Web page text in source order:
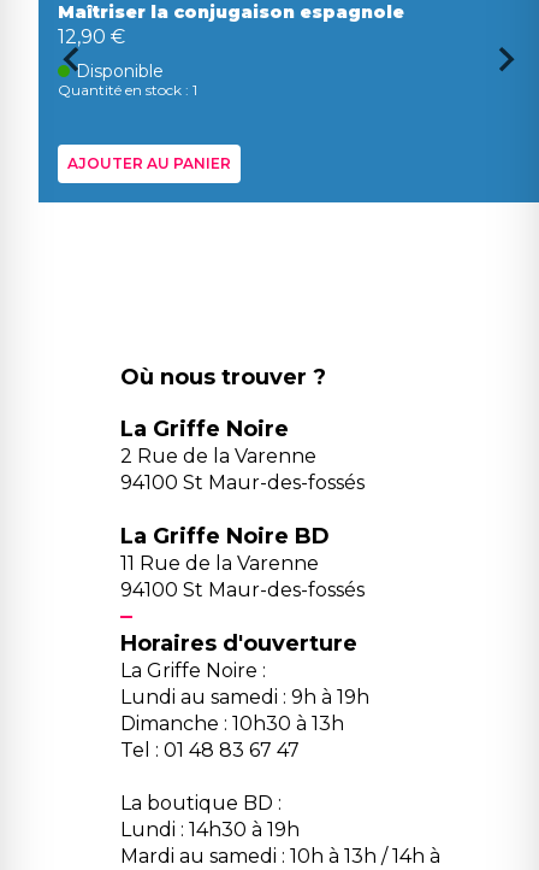
Maîtriser la conjugaison espagnole
12,90 €
Disponible
Quantité en stock : 1
AJOUTER AU PANIER
Où nous trouver ?
La Griffe Noire
2 Rue de la Varenne
94100 St Maur-des-fossés
La Griffe Noire BD
11 Rue de la Varenne
94100 St Maur-des-fossés
Horaires d'ouverture
La Griffe Noire :
Lundi au samedi : 9h à 19h
Dimanche : 10h30 à 13h
Tel : 01 48 83 67 47
La boutique BD :
Lundi : 14h30 à 19h
Mardi au samedi : 10h à 13h / 14h à